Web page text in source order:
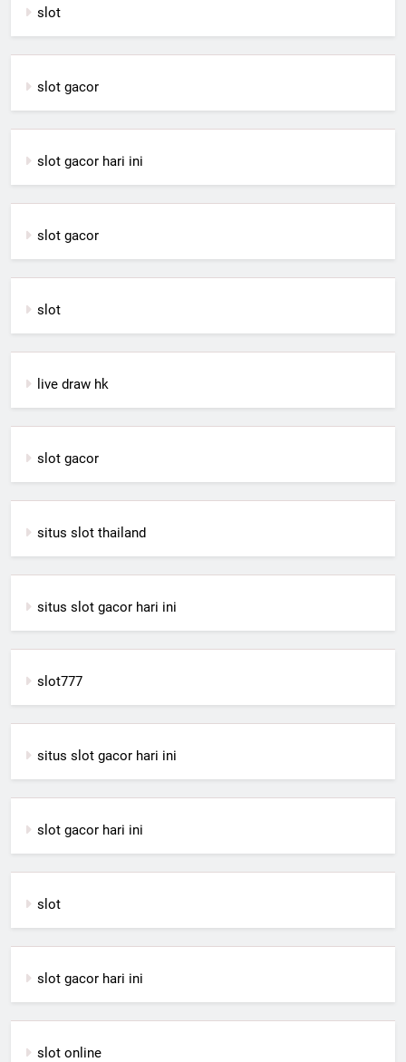
slot
slot gacor
slot gacor hari ini
slot gacor
slot
live draw hk
slot gacor
situs slot thailand
situs slot gacor hari ini
slot777
situs slot gacor hari ini
slot gacor hari ini
slot
slot gacor hari ini
slot online